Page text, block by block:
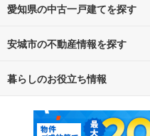
愛知県の中古一戸建てを探す
路線・駅から探す
通勤・通学時間から探す
安城市の不動産情報を探す
不動産・住宅
新築マンション
暮らしのお役立ち情報
マンションカタログ